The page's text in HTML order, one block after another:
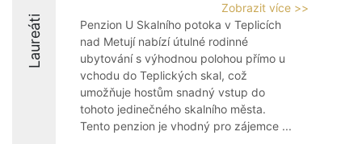
Laureáti
Zobrazit více >>
Penzion U Skalního potoka v Teplicích
nad Metují nabízí útulné rodinné
ubytování s výhodnou polohou přímo u
vchodu do Teplických skal, což
umožňuje hostům snadný vstup do
tohoto jedinečného skalního města.
Tento penzion je vhodný pro zájemce ...